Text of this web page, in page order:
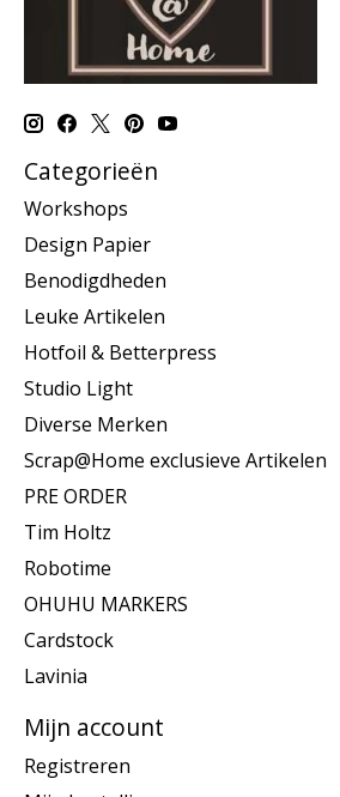
Categorieën
Workshops
Design Papier
Benodigdheden
Leuke Artikelen
Hotfoil & Betterpress
Studio Light
Diverse Merken
Scrap@Home exclusieve Artikelen
PRE ORDER
Tim Holtz
Robotime
OHUHU MARKERS
Cardstock
Lavinia
Mijn account
Registreren